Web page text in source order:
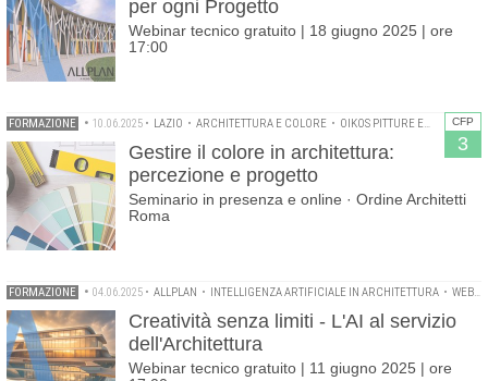
per ogni Progetto
Webinar tecnico gratuito | 18 giugno 2025 | ore
17:00
CFP
3
FORMAZIONE • 10.06.2025 • LAZIO • ARCHITETTURA E COLORE • OIKOS PITTURE ECOLOGICHE
Gestire il colore in architettura:
percezione e progetto
Seminario in presenza e online · Ordine Architetti
Roma
FORMAZIONE • 04.06.2025 • ALLPLAN • INTELLIGENZA ARTIFICIALE IN ARCHITETTURA • WEBINAR
Creatività senza limiti - L'AI al servizio
dell'Architettura
Webinar tecnico gratuito | 11 giugno 2025 | ore